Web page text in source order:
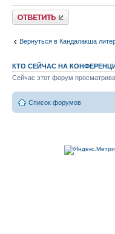
Ответить
Вернуться в Кандалакша
КТО СЕЙЧАС НА
Сейчас этот форум
Список форумов